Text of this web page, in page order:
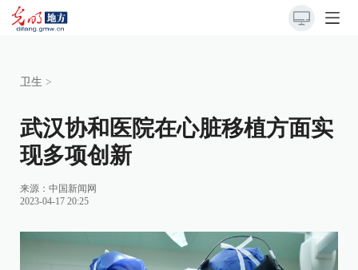
卫生 >
武汉协和医院在心脏移植方面实
现多项创新
来源： 中国新闻网
2023-04-17 20:25